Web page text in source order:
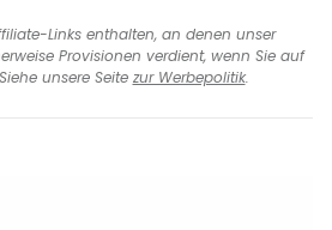
Links enthalten, an denen unser
Provisionen verdient, wenn Sie auf
unsere Seite zur Werbepolitik.